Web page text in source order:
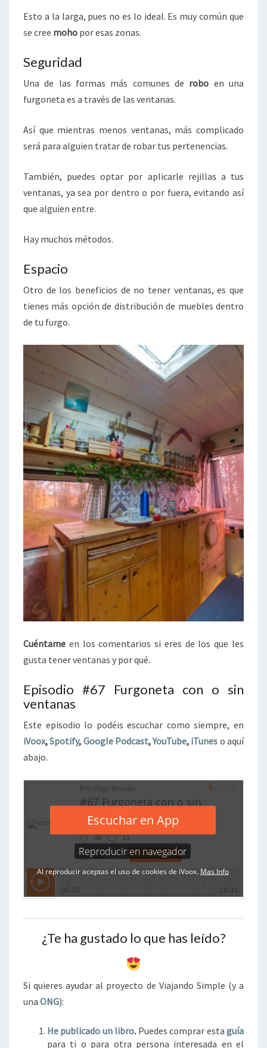
Esto a la larga, pues no es lo ideal. Es muy común que
se cree moho por esas zonas.
Seguridad
Una de las formas más comunes de robo en una
furgoneta es a través de las ventanas.
Así que mientras menos ventanas, más complicado
será para alguien tratar de robar tus pertenencias.
También, puedes optar por aplicarle rejillas a tus
ventanas, ya sea por dentro o por fuera, evitando así
que alguien entre.
Hay muchos métodos.
Espacio
Otro de los beneficios de no tener ventanas, es que
tienes más opción de distribución de muebles dentro
de tu furgo.
Cuéntame en los comentarios si eres de los que les
gusta tener ventanas y por qué.
Episodio #67 Furgoneta con o sin
ventanas
Este episodio lo podéis escuchar como siempre, en
iVoox,Spotify, Google Podcast,YouTube, iTunes o aquí
abajo.
¿Te ha gustado lo que has leído?
Si quieres ayudar al proyecto de Viajando Simple (y a
una ONG):
He publicado un libro. Puedes comprar estaguía
para ti o para otra persona interesada en el